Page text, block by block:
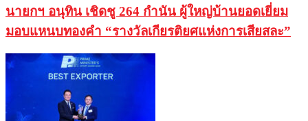
นายกฯ อนุทิน เชิดชู 264 กำนัน ผู้ใหญ่บ้านยอดเยี่ยม
มอบแหนบทองคำ “รางวัลเกียรติยศแห่งการเสียสละ”